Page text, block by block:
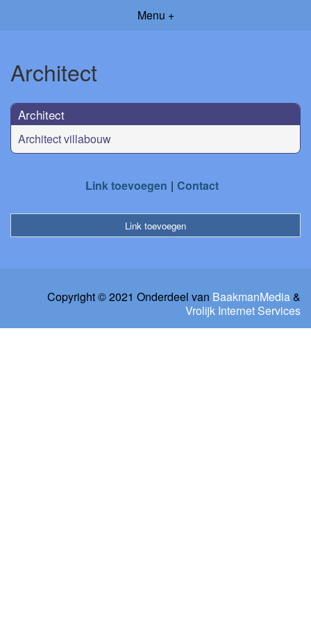
Menu +
Architect
Architect
Architect villabouw
Link toevoegen Contact
Link toevoegen
Copyright © 2021 Onderdeel van BaakmanMedia&
Vrolijk Internet Services